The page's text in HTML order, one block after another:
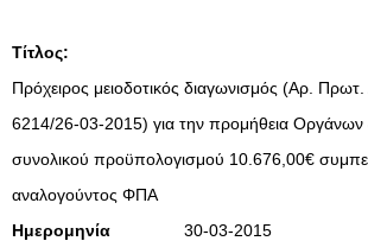
Τίτλος:
Πρόχειρος μειοδοτικός διαγωνισμός (Αρ.
6214/26-03-2015) για την προμήθεια Οργάνων
συνολικού προϋπολογισμού 10.676,00€
αναλογούντος ΦΠΑ
Ημερομηνία
30-03-2015